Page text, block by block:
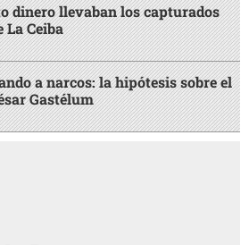
dinero llevaban los capturados
La Ceiba
a narcos: la hipótesis sobre el
Gastélum